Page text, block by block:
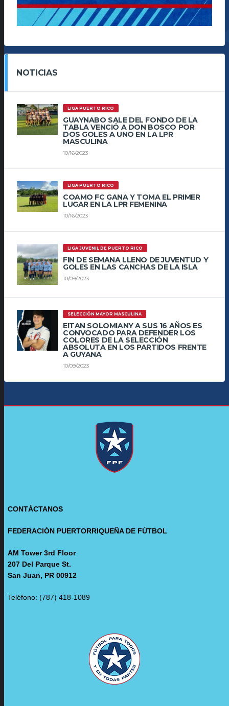
NOTICIAS
LIGA PUERTO RICO
GUAYNABO SALE DEL FONDO DE LA
TABLA VENCIÓ A DON BOSCO POR
DOS GOLES A UNO EN LA LPR
MASCULINA
10/16/2023
LIGA PUERTO RICO
COAMO FC GANA Y TOMA EL PRIMER
LUGAR EN LA LPR FEMENINA
10/16/2023
LIGA JUVENIL DE PUERTO RICO
FIN DE SEMANA LLENO DE JUVENTUD Y
GOLES EN LAS CANCHAS DE LA ISLA
10/09/2023
SELECCIÓN MAYOR MASCULINA
EITAN SOLOMIANY A SUS 16 AÑOS ES
CONVOCADO PARA DEFENDER LOS
COLORES DE LA SELECCIÓN
ABSOLUTA EN LOS PARTIDOS FRENTE
A GUYANA
10/09/2023
CONTÁCTANOS
FEDERACIÓN PUERTORRIQUEÑA DE FÚTBOL
AM Tower 3rd Floor
207 Del Parque St.
San Juan, PR 00912
Teléfono: (787) 418-1089